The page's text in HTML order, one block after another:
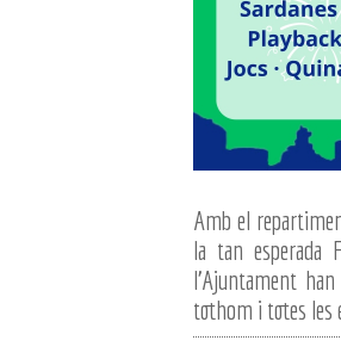
Amb el
la tan esperada
l'Ajuntament
tothom i totes les